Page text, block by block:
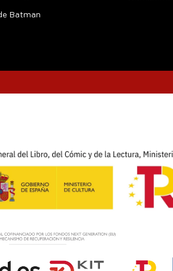
Batman